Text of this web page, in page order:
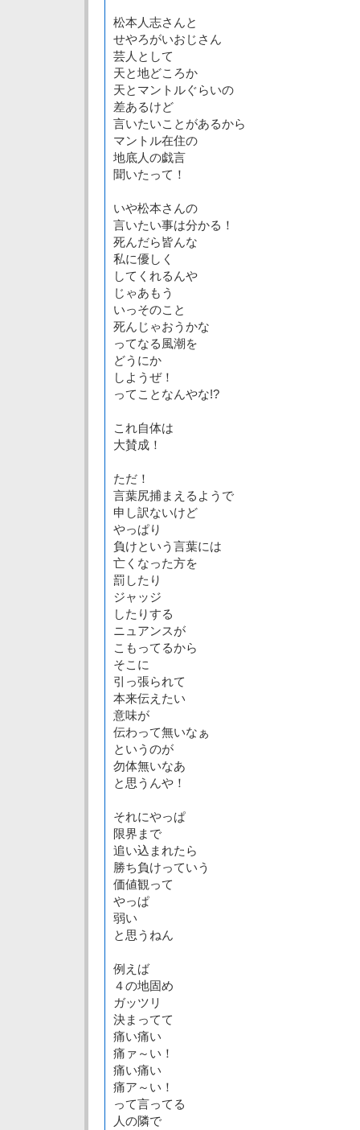
松本人志さんと
せやろがいおじさん
芸人として
天と地どころか
天とマントルぐらいの
差あるけど
言いたいことがあるから
マントル在住の
地底人の戯言
聞いたって！
いや松本さんの
言いたい事は分かる！
死んだら皆んな
私に優しく
してくれるんや
じゃあもう
いっそのこと
死んじゃおうかな
ってなる風潮を
どうにか
しようぜ！
ってことなんやな!?
これ自体は
大賛成！
ただ！
言葉尻捕まえるようで
申し訳ないけど
やっぱり
負けという言葉には
亡くなった方を
罰したり
ジャッジ
したりする
ニュアンスが
こもってるから
そこに
引っ張られて
本来伝えたい
意味が
伝わって無いなぁ
というのが
勿体無いなあ
と思うんや！
それにやっぱ
限界まで
追い込まれたら
勝ち負けっていう
価値観って
やっぱ
弱い
と思うねん
例えば
４の地固め
ガッツリ
決まってて
痛い痛い
痛ァ～い！
痛い痛い
痛ア～い！
って言ってる
人の隣で